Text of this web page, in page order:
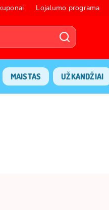
Lojalumo programa
MAISTAS UŽKANDŽIAI